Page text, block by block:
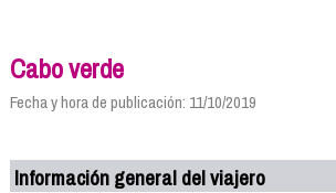
Cabo verde
Fecha y hora de publicación: 11/10/2019
Información general del viajero